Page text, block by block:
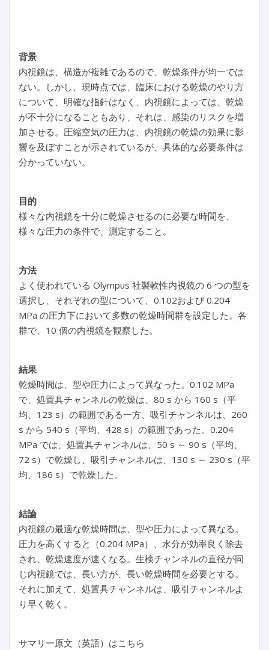
背景
内視鏡は、構造が複雑であるので、乾燥条件が均一では
ない。しかし、現時点では、臨床における乾燥のやり方
について、明確な指針はなく、内視鏡によっては、乾燥
が不十分になることもあり、それは、感染のリスクを増
加させる。圧縮空気の圧力は、内視鏡の乾燥の効果に影
響を及ぼすことが示されているが、具体的な必要条件は
分かっていない。
目的
様々な内視鏡を十分に乾燥させるのに必要な時間を、
様々な圧力の条件で、測定すること。
方法
よく使われている Olympus 社製軟性内視鏡の 6 つの型を
選択し、それぞれの型について、0.102および 0.204
MPa の圧力下において多数の乾燥時間群を設定した。各
群で、10 個の内視鏡を観察した。
結果
乾燥時間は、型や圧力によって異なった。0.102 MPa
で、処置具チャンネルの乾燥は、80 s から 160 s（平
均、123 s）の範囲である一方、吸引チャンネルは、260
s から 540 s（平均、428 s）の範囲であった。0.204
MPa では、処置具チャンネルは、50 s ～ 90 s（平均、
72 s）で乾燥し、吸引チャンネルは、130 s ～ 230 s（平
均、186 s）で乾燥した。
結論
内視鏡の最適な乾燥時間は、型や圧力によって異なる。
圧力を高くすると（0.204 MPa）、水分が効率良く除去
され、乾燥速度が速くなる。生検チャンネルの直径が同
じ内視鏡では、長い方が、長い乾燥時間を必要とする。
それに加えて、処置具チャンネルは、吸引チャンネルよ
り早く乾く。
サマリー原文（英語）はこちら